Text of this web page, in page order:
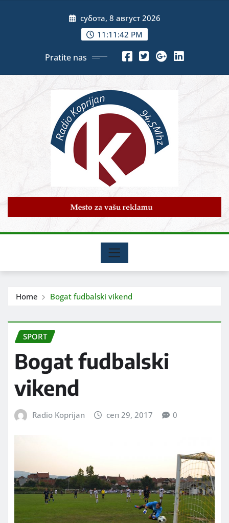
субота, 8 август 2026
11:11:44 PM
Pratite nas
Home Bogat fudbalski vikend
SPORT
Bogat fudbalski
vikend
Radio Koprijan сеп 29, 2017 0